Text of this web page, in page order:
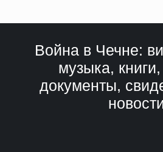
Война в Чечне:
музыка, книги,
документы,